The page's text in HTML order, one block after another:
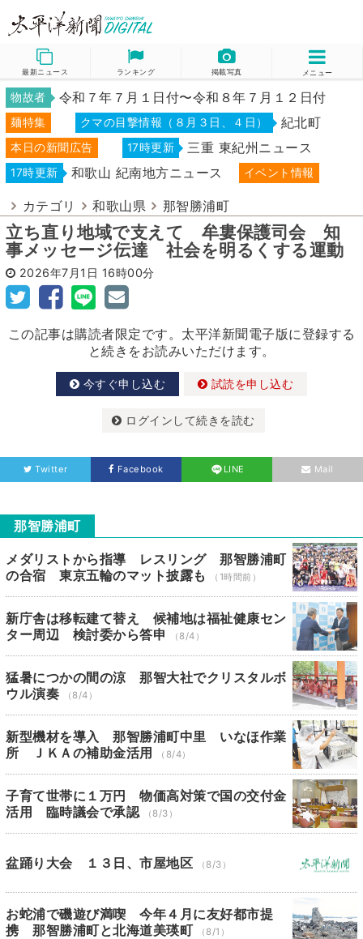
最新ニュース ランキング 掲載写真 メニュー
物故者 令和７年７月１日付〜令和８年７月１２日付
麺特集 クマの目撃情報（８月３日、４日） 紀北町
本日の新聞広告 17時更新 三重 東紀州ニュース
17時更新 和歌山 紀南地方ニュース イベント情報
カテゴリ 和歌山県 那智勝浦町
立ち直り地域で支えて 牟婁保護司会 知
事メッセージ伝達 社会を明るくする運動
2026年7月1日 16時00分
この記事は購読者限定です。太平洋新聞電子版に登録する
と続きをお読みいただけます。
今すぐ申し込む 試読を申し込む
ログインして続きを読む
Twitter Facebook LINE Mail
那智勝浦町
メダリストから指導 レスリング 那智勝浦町
の合宿 東京五輪のマット披露も
（1時間前）
新庁舎は移転建て替え 候補地は福祉健康セン
ター周辺 検討委から答申
（8/4）
猛暑につかの間の涼 那智大社でクリスタルボ
ウル演奏
（8/4）
新型機材を導入 那智勝浦町中里 いなほ作業
所 ＪＫＡの補助金活用
（8/4）
子育て世帯に１万円 物価高対策で国の交付金
活用 臨時議会で承認
（8/3）
盆踊り大会 １３日、市屋地区 （8/3）
お蛇浦で磯遊び満喫 今年４月に友好都市提
携 那智勝浦町と北海道美瑛町
（8/1）